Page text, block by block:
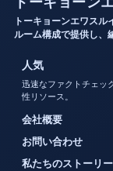
トーキョーンエワス
ルーム構成で提供し、
人気
迅速なファクトチェッ
性リソース。
会社概要
お問い合わせ
私たちのストーリー